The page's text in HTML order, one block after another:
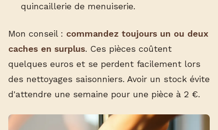
quincaillerie de menuiserie.
Mon conseil : commandez toujours un ou deux
caches en surplus. Ces pièces coûtent
quelques euros et se perdent facilement lors
des nettoyages saisonniers. Avoir un stock évite
d'attendre une semaine pour une pièce à 2 €.